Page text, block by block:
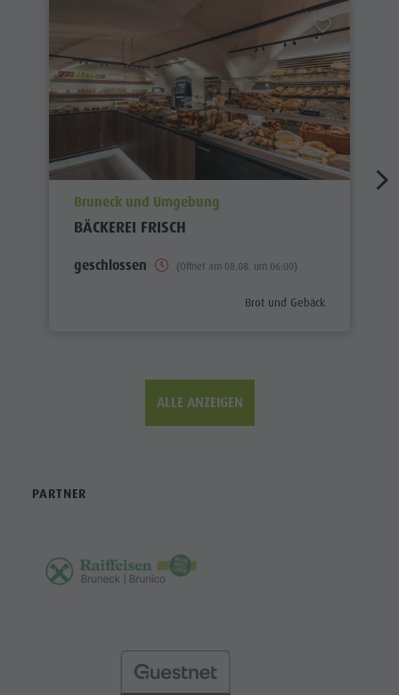
aria.poi_location_prefix
Bruneck und Umgebung
BÄCKEREI FRISCH
geschlossen (Öffnet am 08.08. um 06:00)
aria.poi_category_prefix
Brot und Gebäck
ALLE ANZEIGEN
PARTNER